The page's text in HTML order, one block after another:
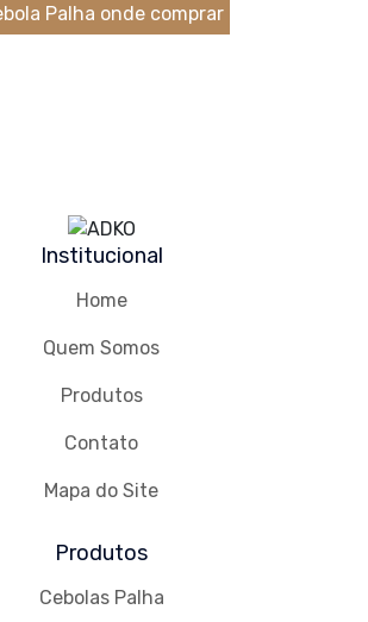
Palha onde comprar
Institucional
Home
Quem Somos
Produtos
Contato
Mapa do Site
Produtos
Cebolas Palha